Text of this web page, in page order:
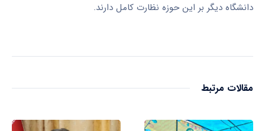
دانشگاه دیگر بر این حوزه نظارت کامل دارند.
مقالات مرتبط